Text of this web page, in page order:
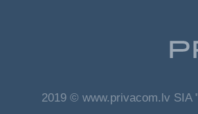
2019 © www.privacom.lv SIA